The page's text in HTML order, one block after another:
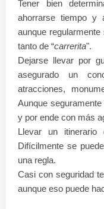
Tener bien
ahorrarse tiempo y
aunque
tanto de “carrerita".
Dejarse llevar por
asegurado un
atracciones,
Aunque
y por ende con más
Llevar un itinerario
Difícilmente se
una regla.
Casi con seguridad
aunque eso puede